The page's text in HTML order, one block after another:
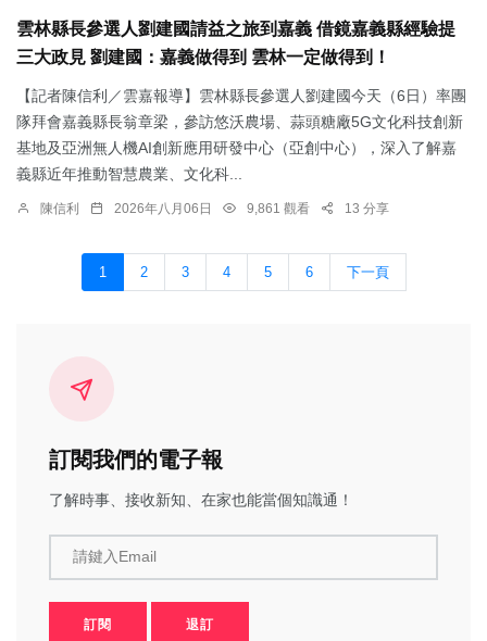
雲林縣長參選人劉建國請益之旅到嘉義 借鏡嘉義縣經驗提
三大政見 劉建國：嘉義做得到 雲林一定做得到！
【記者陳信利／雲嘉報導】雲林縣長參選人劉建國今天（6日）率團
隊拜會嘉義縣長翁章梁，參訪悠沃農場、蒜頭糖廠5G文化科技創新
基地及亞洲無人機AI創新應用研發中心（亞創中心），深入了解嘉
義縣近年推動智慧農業、文化科...
陳信利 2026年八月06日 9,861 觀看 13 分享
1 2 3 4 5 6 下一頁
訂閱我們的電子報
了解時事、接收新知、在家也能當個知識通！
請鍵入Email
訂閱 退訂